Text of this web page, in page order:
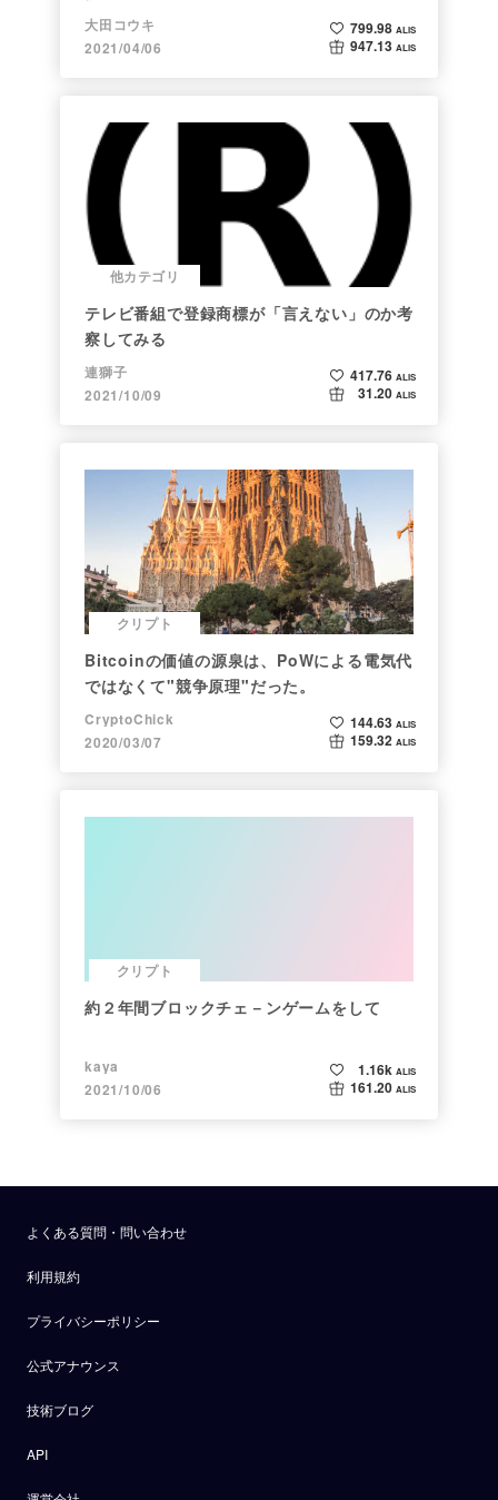
大田コウキ
2021/04/06
799.98 ALIS
947.13 ALIS
他カテゴリ
テレビ番組で登録商標が「言えない」のか考
察してみる
連獅子
2021/10/09
417.76 ALIS
31.20 ALIS
クリプト
Bitcoinの価値の源泉は、PoWによる電気代
ではなくて"競争原理"だった。
CryptoChick
2020/03/07
144.63 ALIS
159.32 ALIS
クリプト
約２年間ブロックチェ－ンゲームをして
kaya
2021/10/06
1.16k ALIS
161.20 ALIS
よくある質問・問い合わせ
利用規約
プライバシーポリシー
公式アナウンス
技術ブログ
API